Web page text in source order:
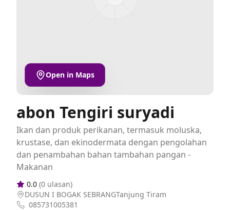
Open in Maps
abon Tengiri suryadi
Ikan dan produk perikanan, termasuk moluska,
krustase, dan ekinodermata dengan pengolahan
dan penambahan bahan tambahan pangan -
Makanan
0.0 (0 ulasan)
DUSUN I BOGAK SEBRANGTanjung Tiram
085731005381